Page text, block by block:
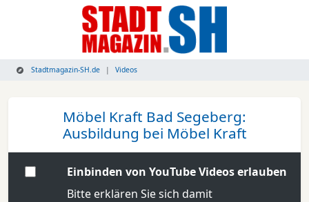
Stadtmagazin-SH.de Videos
Möbel Kraft Bad Segeberg:
Ausbildung bei Möbel Kraft
Einbinden von YouTube Videos erlauben
Bitte erklären Sie sich damit